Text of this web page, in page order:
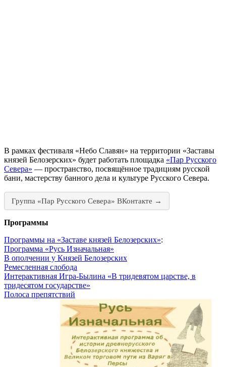
В рамках фестиваля «Небо Славян» на территории «Заставы
князей Белозерских» будет работать площадка «Пар Русского
Севера» — пространство, посвящённое традициям русской
бани, мастерству банного дела и культуре Русского Севера.
Группа «Пар Русского Севера» ВКонтакте →
Программы
Программы на «Заставе князей Белозерских»:
Программа «Русь Изначальная»
В ополчении у Князей Белозерских
Ремесленная слобода
Интерактивная Игра-Былина «В тридевятом царстве, в
тридесятом государстве»
Полоса препятствий